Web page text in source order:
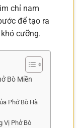
chỉ nam
để tạo ra
cưỡng.
Bò Miền
Phở Bò Hà
Vị Phở Bò